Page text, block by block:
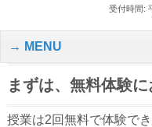
受付時間:
MENU
まずは、無料体験に
授業は2回無料で体験で